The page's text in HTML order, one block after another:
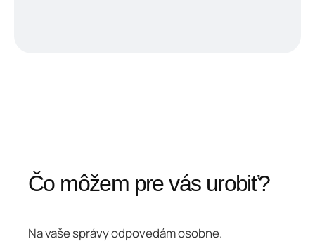
Čo môžem pre vás urobiť?
Na vaše správy odpovedám osobne.